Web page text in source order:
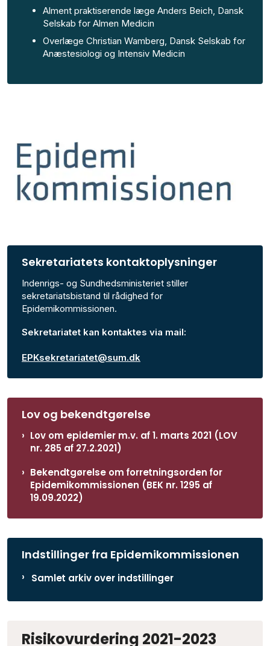
Alment praktiserende læge Anders Beich, Dansk
Selskab for Almen Medicin
Overlæge Christian Wamberg, Dansk Selskab for
Anæstesiologi og Intensiv Medicin
Sekretariatets kontaktoplysninger
Indenrigs- og Sundhedsministeriet stiller
sekretariatsbistand til rådighed for
Epidemikommissionen.
Sekretariatet kan kontaktes via mail:
EPKsekretariatet@sum.dk
Lov og bekendtgørelse
Lov om epidemier m.v. af 1. marts 2021 (LOV
nr. 285 af 27.2.2021)
Bekendtgørelse om forretningsorden for
Epidemikommissionen (BEK nr. 1295 af
19.09.2022)
Indstillinger fra Epidemikommissionen
Samlet arkiv over indstillinger
Risikovurdering 2021-2023